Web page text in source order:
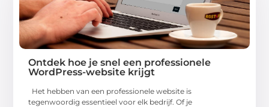
Ontdek hoe je snel een professionele
WordPress-website krijgt
Het hebben van een professionele website is
tegenwoordig essentieel voor elk bedrijf. Of je